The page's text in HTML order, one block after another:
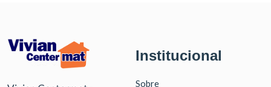
Institucional
Sobre